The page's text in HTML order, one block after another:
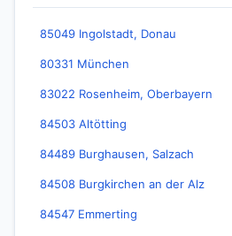
85049 Ingolstadt, Donau
80331 München
83022 Rosenheim, Oberbayern
84503 Altötting
84489 Burghausen, Salzach
84508 Burgkirchen an der Alz
84547 Emmerting